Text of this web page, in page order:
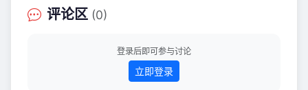
加投资，用资本投票彰显了Chiplet技术
在AI硬件领域的巨大潜力。 本轮融资的
术迭代、整合供应链生态、扩大产线规
模、扩充核心团队，进一步巩固其在A
评论区 (0)
登录后即可参与讨论
立即登录